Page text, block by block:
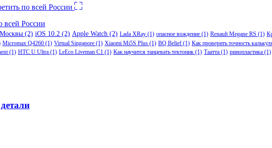
всей России
(2) iOS 10.2 (2) Apple Watch (2) Lada XRay (1) опасное вождение (1) Renault Megane RS (1)
Micromax Q4260 (1) Virtual Singapore (1) Xiaomi Mi5S Plus (1) BQ Belief (1) Как проверить точность
(1) HTC U Ultra (1) LeEco Liveman C1 (1) Как научится танцевать тектоник (1) Таатта (1) ринопластика (1)